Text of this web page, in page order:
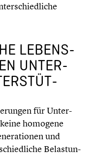
LEBENS­
UNTER­
für Unter­
homogene
und
Belas­tun­